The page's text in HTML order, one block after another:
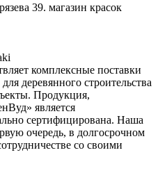
39. магазин красок
комплексные поставки
деревянного строительства
Продукция,
является
сертифицирована. Наша
очередь, в долгосрочном
со своими